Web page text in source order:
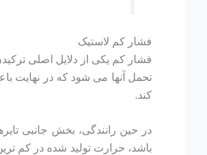
فشار کم لاستیک
فشار کم یکی از دلایل اصلی
تحمل آنها می شود که در نهایت
کند.
در حین رانندگی، بخش جانبی
باشد، حرارت تولید شده در کم